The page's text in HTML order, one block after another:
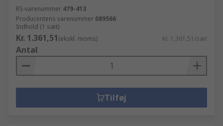
RS-varenummer 479-413
Producentens varenummer 089566
Indhold (1 sæt)
Kr. 1.361,51(ekskl. moms) Kr. 1.361,51/sæt
Antal
Tilføj